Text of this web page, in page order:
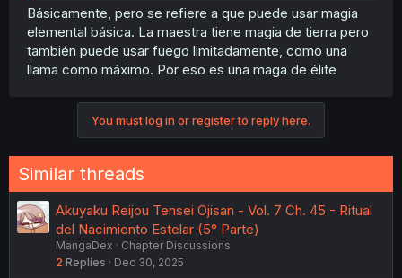
Básicamente, pero se refiere a que puede usar magia
elemental básica. La maestra tiene magia de tierra pero
también puede usar fuego limitadamente, como una
llama como máximo. Por eso es una maga de élite
You must log in or register to reply here.
Similar threads
Akuyaku Reijou Tensei Ojisan - Vol. 7 Ch. 45 - Ritual
del Nacimiento Estelar (5° Parte)
MangaDex
Chapter Discussions
2 Replies Dec 30, 2025